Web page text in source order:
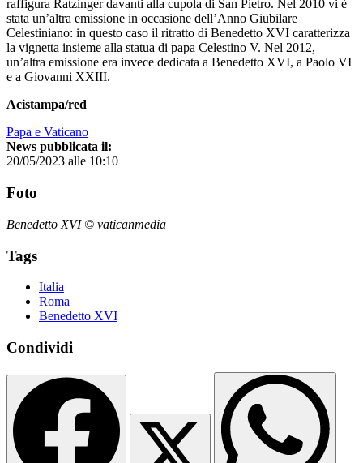
raffigura Ratzinger davanti alla cupola di San Pietro. Nel 2010 vi è
stata un’altra emissione in occasione dell’Anno Giubilare
Celestiniano: in questo caso il ritratto di Benedetto XVI caratterizza
la vignetta insieme alla statua di papa Celestino V. Nel 2012,
un’altra emissione era invece dedicata a Benedetto XVI, a Paolo VI
e a Giovanni XXIII.
Acistampa/red
Papa e Vaticano
News pubblicata il:
20/05/2023 alle 10:10
Foto
Benedetto XVI © vaticanmedia
Tags
Italia
Roma
Benedetto XVI
Condividi